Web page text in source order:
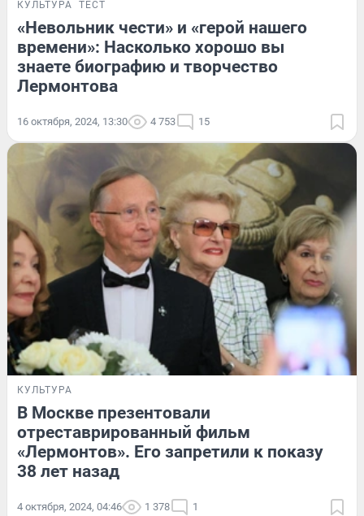
КУЛЬТУРА ТЕСТ
«Невольник чести» и «герой нашего
времени»: Насколько хорошо вы
знаете биографию и творчество
Лермонтова
16 октября, 2024, 13:30 4 753 15
КУЛЬТУРА
В Москве презентовали
отреставрированный фильм
«Лермонтов». Его запретили к показу
38 лет назад
4 октября, 2024, 04:46 1 378 1